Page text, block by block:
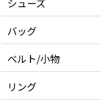
シューズ
バッグ
ベルト/小物
リング